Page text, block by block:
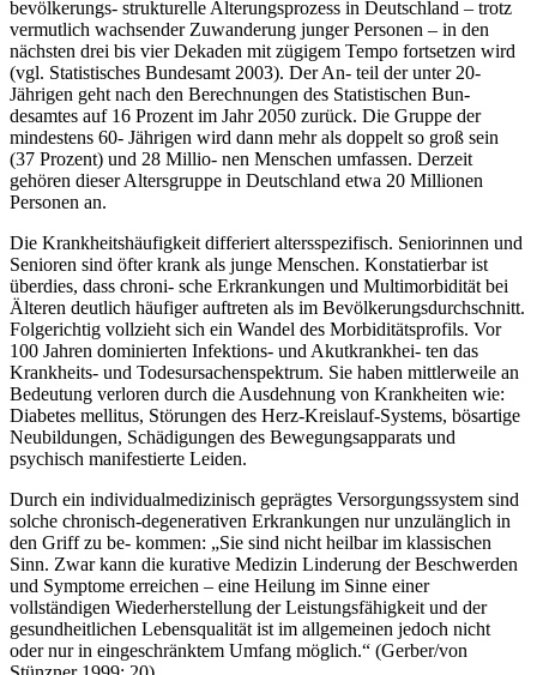
bevölkerungs- strukturelle Alterungsprozess in Deutschland – trotz
vermutlich wachsender Zuwanderung junger Personen – in den
nächsten drei bis vier Dekaden mit zügigem Tempo fortsetzen wird
(vgl. Statistisches Bundesamt 2003). Der An- teil der unter 20-
Jährigen geht nach den Berechnungen des Statistischen Bun-
desamtes auf 16 Prozent im Jahr 2050 zurück. Die Gruppe der
mindestens 60- Jährigen wird dann mehr als doppelt so groß sein
(37 Prozent) und 28 Millio- nen Menschen umfassen. Derzeit
gehören dieser Altersgruppe in Deutschland etwa 20 Millionen
Personen an.
Die Krankheitshäufigkeit differiert altersspezifisch. Seniorinnen und
Senioren sind öfter krank als junge Menschen. Konstatierbar ist
überdies, dass chroni- sche Erkrankungen und Multimorbidität bei
Älteren deutlich häufiger auftreten als im Bevölkerungsdurchschnitt.
Folgerichtig vollzieht sich ein Wandel des Morbiditätsprofils. Vor
100 Jahren dominierten Infektions- und Akutkrankhei- ten das
Krankheits- und Todesursachenspektrum. Sie haben mittlerweile an
Bedeutung verloren durch die Ausdehnung von Krankheiten wie:
Diabetes mellitus, Störungen des Herz-Kreislauf-Systems, bösartige
Neubildungen, Schädigungen des Bewegungsapparats und
psychisch manifestierte Leiden.
Durch ein individualmedizinisch geprägtes Versorgungssystem sind
solche chronisch-degenerativen Erkrankungen nur unzulänglich in
den Griff zu be- kommen: „Sie sind nicht heilbar im klassischen
Sinn. Zwar kann die kurative Medizin Linderung der Beschwerden
und Symptome erreichen – eine Heilung im Sinne einer
vollständigen Wiederherstellung der Leistungsfähigkeit und der
gesundheitlichen Lebensqualität ist im allgemeinen jedoch nicht
oder nur in eingeschränktem Umfang möglich.“ (Gerber/von